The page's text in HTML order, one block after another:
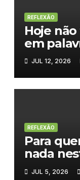
REFLEXÃO
Hoje
em
JUL 12, 2026
REFLEXÃO
Para
nada
JUL 5, 2026